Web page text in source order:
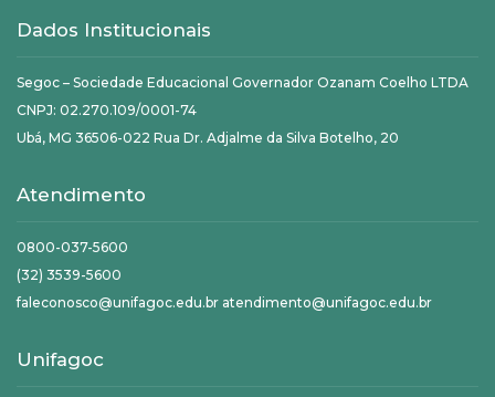
Dados Institucionais
Segoc – Sociedade Educacional Governador Ozanam Coelho LTDA
CNPJ: 02.270.109/0001-74
Ubá, MG 36506-022 Rua Dr. Adjalme da Silva Botelho, 20
Atendimento
0800-037-5600
(32) 3539-5600
faleconosco@unifagoc.edu.br atendimento@unifagoc.edu.br
Unifagoc